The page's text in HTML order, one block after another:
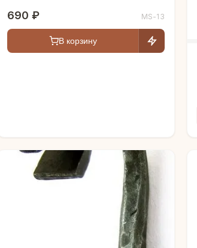
690 ₽ MS-13
В корзину